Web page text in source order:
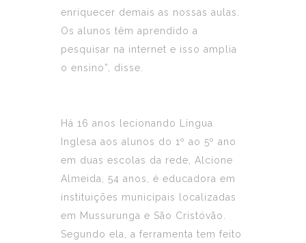
enriquecer demais as nossas aulas.
Os alunos têm aprendido a
pesquisar na internet e isso amplia
o ensino”, disse.
Há 16 anos lecionando Língua
Inglesa aos alunos do 1º ao 5º ano
em duas escolas da rede, Alcione
Almeida, 54 anos, é educadora em
instituições municipais localizadas
em Mussurunga e São Cristóvão.
Segundo ela, a ferramenta tem feito